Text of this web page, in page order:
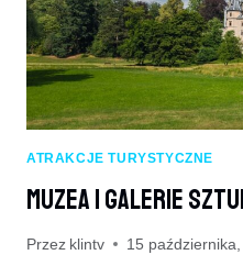
ATRAKCJE TURYSTYCZNE
Muzea I Galerie
Przez klintv 15